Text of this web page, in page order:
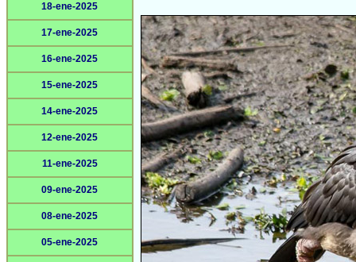
18-ene-2025
17-ene-2025
16-ene-2025
15-ene-2025
14-ene-2025
12-ene-2025
11-ene-2025
09-ene-2025
08-ene-2025
05-ene-2025